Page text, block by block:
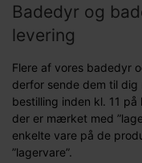
Badedyr og
levering
Flere af vores badedyr
derfor sende dem til
bestilling inden kl. 11
der er mærket med
enkelte vare på de
”lagervare”.